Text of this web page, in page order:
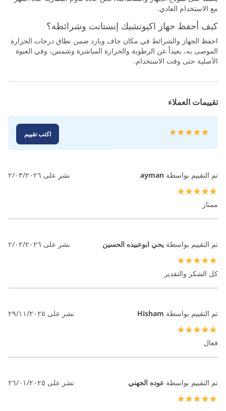
مع الاستخدام العادي.
كيف أحفظ جهاز اكيوتشيك إنستانت وشرائطه؟
احفظ الجهاز والشرائط في مكان جاف وبارد ضمن نطاق درجات الحرارة
الموصى به، بعيداً عن الرطوبة والحرارة المباشرة وشمس، وفي العبوة
الأصلية حتى وقت الاستخدام.
تقييمات العملاء
تقييم:
اكتب تقييم
تم التقييم بواسطة ayman نشر على ٢/٠٣/٢٠٢٦
ممتاز
تم التقييم بواسطة يحي ابوعبيده الحسين نشر على ٢/٠٢/٢٠٢٦
كل الشكر والتقدير
تم التقييم بواسطة Hisham نشر على ٢٩/١١/٢٠٢٥
فعال
تم التقييم بواسطة عوده الجهني نشر على ٢٦/٠١/٢٠٢٥